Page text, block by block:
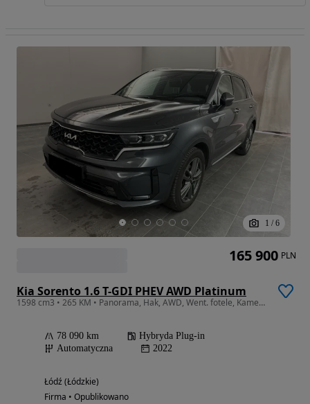
1 / 6
Kia Sorento 1.6 T-GDI PHEV AWD Platinum
1598 cm3 • 265 KM • Panorama, Hak, AWD, Went. fotele, Kamery 360, FV23%
78 090 km
Hybryda Plug-in
Automatyczna
2022
Łódź (Łódzkie)
Firma • Opublikowano
165 900 PLN